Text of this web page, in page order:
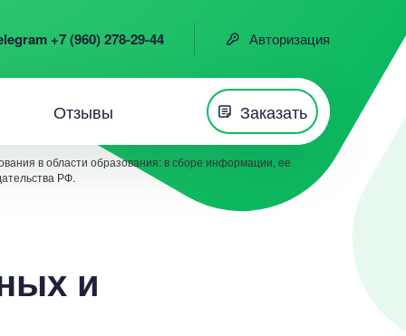
+7 (960) 278-29-44 Авторизация
Отзывы Заказать
в области образования: в сборе информации, ее
РФ.
и